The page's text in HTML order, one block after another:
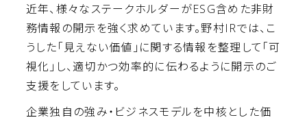
近年、様々なステークホルダーがESG含めた非財
務情報の開示を強く求めています。野村IRでは、こ
うした「見えない価値」に関する情報を整理して「可
視化」し、適切かつ効率的に伝わるように開示のご
支援をしています。
企業独自の強み・ビジネスモデルを中核とした価